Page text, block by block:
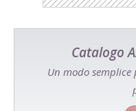
Catalogo
Un modo